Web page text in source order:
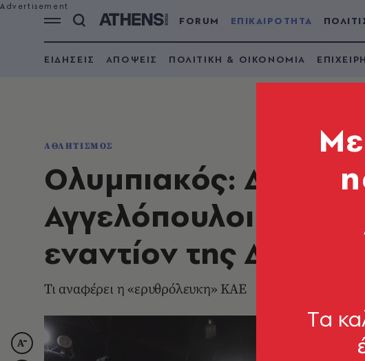
FORUM ΕΠΙΚΑΙΡΟΤΗΤΑ
ΕΙΔΗΣΕΙΣ ΑΠΟΨΕΙΣ ΠΟΛΙΤΙΚΗ & ΟΙΚΟΝΟΜΙΑ
ΑΘΛΗΤΙΣΜΟΣ
Ολυμπιακός:
Αγγελόπουλοι
εναντίον της
Τι αναφέρει η «ερυθρόλευκη» ΚΑΕ
Tα